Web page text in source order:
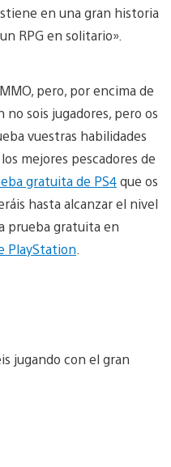
en una gran historia
RPG en solitario».
pero, por encima de
no sois jugadores, pero os
vuestras habilidades
mejores pescadores de
gratuita de PS4que os
hasta alcanzar el nivel
prueba gratuita en
PlayStation.
jugando con el gran